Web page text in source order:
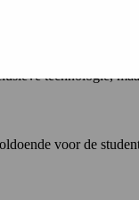
technologie,
voor de